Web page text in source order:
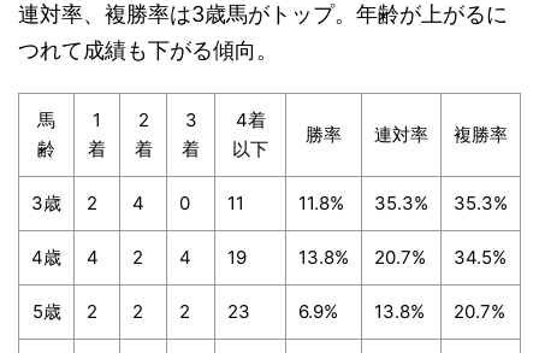
連対率、複勝率は3歳馬がトップ。年齢が上がるに
つれて成績も下がる傾向。
馬
齢
1
着
2
着
3
着
4着
以下
勝率 連対率 複勝率
3歳 2 4 0 11 11.8% 35.3% 35.3%
4歳 4 2 4 19 13.8% 20.7% 34.5%
5歳 2 2 2 23 6.9% 13.8% 20.7%